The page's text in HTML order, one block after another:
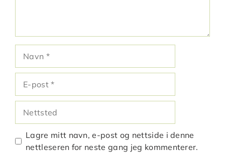
post
Lagre mitt navn, e-post og nettside i denne
nettleseren for neste gang jeg kommenterer.